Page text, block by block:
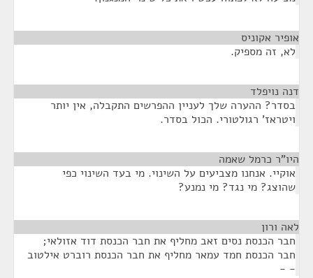
אופיר אקוניס
לא, זה מספיק.
דנה נויפלד
בסדר? ההערה שלך לעניין ההפרשים התקבלה, אין יותר
ויטראז' רגולטורי. הכול בסדר.
היו"ר כרמל שאמה
אוקיי. אנחנו מצביעים על השינוי. מי בעד השינוי כפי
שהוצג? מי נגד? מי נמנע?
לאה ורון
חבר הכנסת נסים זאב מחליף את חבר הכנסת דוד אזולאי;
חבר הכנסת חמד עמאר מחליף את חבר הכנסת רוברט אילטוב
- -